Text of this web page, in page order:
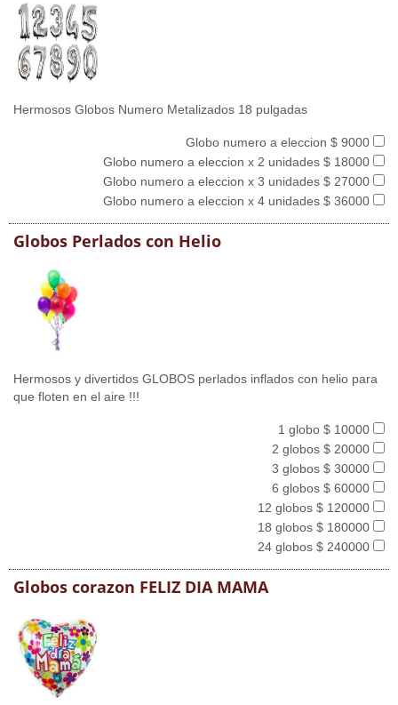
Hermosos Globos Numero Metalizados 18 pulgadas
Globo numero a eleccion $ 9000
Globo numero a eleccion x 2 unidades $ 18000
Globo numero a eleccion x 3 unidades $ 27000
Globo numero a eleccion x 4 unidades $ 36000
Globos Perlados con Helio
Hermosos y divertidos GLOBOS perlados inflados con helio para
que floten en el aire !!!
1 globo $ 10000
2 globos $ 20000
3 globos $ 30000
6 globos $ 60000
12 globos $ 120000
18 globos $ 180000
24 globos $ 240000
Globos corazon FELIZ DIA MAMA